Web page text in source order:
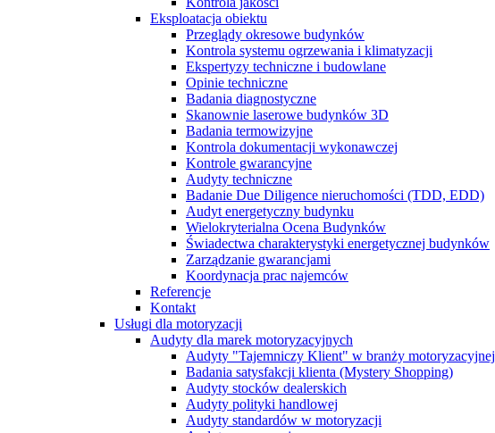
Eksploatacja obiektu
Przeglądy okresowe budynków
Kontrola systemu ogrzewania i klimatyzacji
Ekspertyzy techniczne i budowlane
Opinie techniczne
Badania diagnostyczne
Skanownie laserowe budynków 3D
Badania termowizyjne
Kontrola dokumentacji wykonawczej
Kontrole gwarancyjne
Audyty techniczne
Badanie Due Diligence nieruchomości (TDD, EDD)
Audyt energetyczny budynku
Wielokryterialna Ocena Budynków
Świadectwa charakterystyki energetycznej budynków
Zarządzanie gwarancjami
Koordynacja prac najemców
Referencje
Kontakt
Usługi dla motoryzacji
Audyty dla marek motoryzacyjnych
Audyty "Tajemniczy Klient" w branży motoryzacyjnej
Badania satysfakcji klienta (Mystery Shopping)
Audyty stocków dealerskich
Audyty polityki handlowej
Audyty standardów w motoryzacji